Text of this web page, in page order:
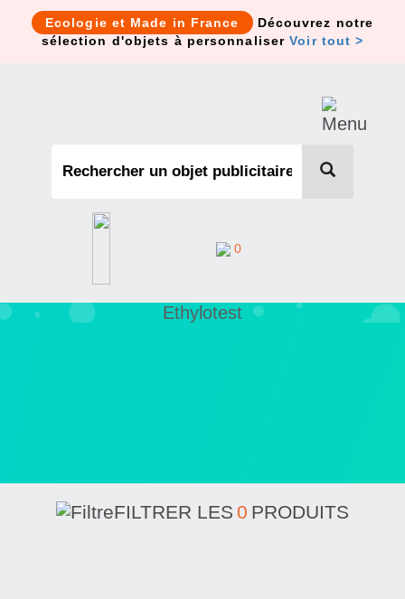
Ecologie et Made in France
Découvrez notre
sélection d'objets à personnaliserVoir tout >
0
Ethylotest
FILTRER LES 0 PRODUITS
Cookies management panel